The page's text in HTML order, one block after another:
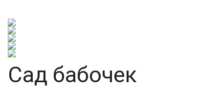
Сад бабочек